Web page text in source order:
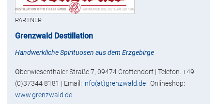
PARTNER
Grenzwald Destillation
Handwerkliche Spirituosen aus dem Erzgebirge
Oberwiesenthaler Straße 7, 09474 Crottendorf | Telefon: +49
(0)37344 8181 | Email: info(at)grenzwald.de | Onlineshop:
www.grenzwald.de